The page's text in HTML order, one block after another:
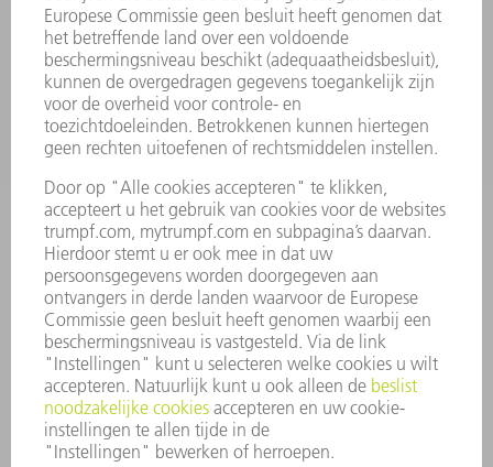
SERVICES
TOEPASSINGEN
SECTOREN
ONDERNEMING
CARRIÈRE
VACATURES
BEDRIJFSPROFIEL
JAARVERSLAG
BEDRIJFSPRINCIPES
COMPLIANCE
KLOKKENLUIDERSYSTEEM
BEVEILIGING
PERSBERICHTEN
TIJDSCHRIFTEN
DUURZAAMHEID
MILIEU EN KLIMAAT
SAMENLEVING EN ONDERNEMING
BEDRIJFSVOERING